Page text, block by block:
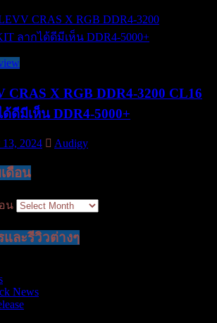
X RGB DDR4-3200 CL16
ดีมีเห็น DDR4-5000+
2024 Audigy
ดือน
น
ละรีวิวต่างๆ
News